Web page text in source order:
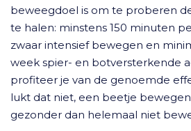
beweegdoel is om te proberen
te halen: minstens 150 minuten
zwaar intensief bewegen en
week spier- en botversterkende
profiteer je van de genoemde
lukt dat niet, een beetje bewegen
gezonder dan helemaal niet